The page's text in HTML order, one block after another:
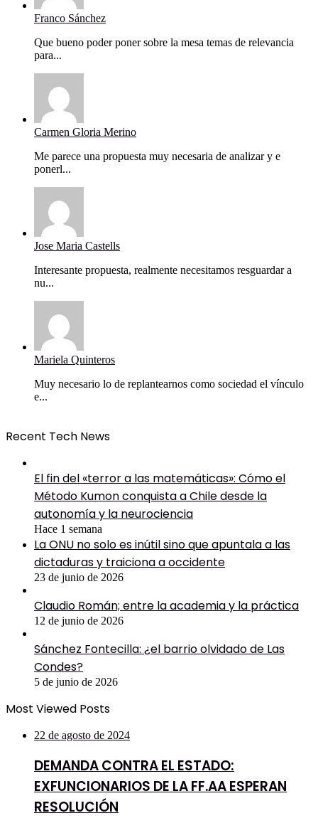
Franco Sánchez
Que bueno poder poner sobre la mesa temas de relevancia
para...
Carmen Gloria Merino
Me parece una propuesta muy necesaria de analizar y e
ponerl...
Jose Maria Castells
Interesante propuesta, realmente necesitamos resguardar a
nu...
Mariela Quinteros
Muy necesario lo de replantearnos como sociedad el vínculo
e...
Recent Tech News
El fin del «terror a las matemáticas»: Cómo el
Método Kumon conquista a Chile desde la
autonomía y la neurociencia
Hace 1 semana
La ONU no solo es inútil sino que apuntala a las
dictaduras y traiciona a occidente
23 de junio de 2026
Claudio Román; entre la academia y la práctica
12 de junio de 2026
Sánchez Fontecilla: ¿el barrio olvidado de Las
Condes?
5 de junio de 2026
Most Viewed Posts
22 de agosto de 2024
DEMANDA CONTRA EL ESTADO:
EXFUNCIONARIOS DE LA FF.AA ESPERAN
RESOLUCIÓN